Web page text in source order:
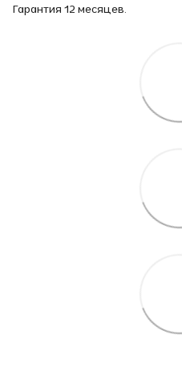
Гарантия 12 месяцев.